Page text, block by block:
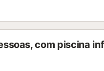
com piscina